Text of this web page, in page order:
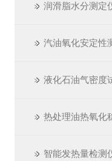
润滑脂水分测定
汽油氧化安定性
液化石油气密度
热处理油热氧化
智能发热量检测